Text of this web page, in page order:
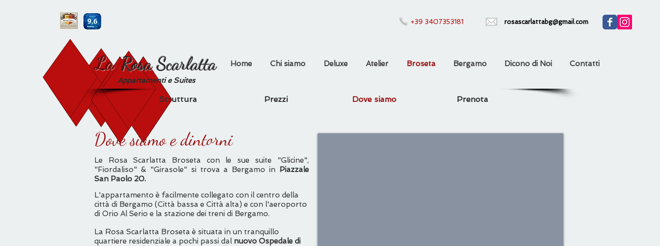
La Rosa Scarlatta
Appartamenti e Suites
Home Chi siamo Deluxe Atelier Broseta Bergamo Dicono di Noi Contatti
+39 3407353181 rosascarlattabg@gmail.com
Struttura Prezzi Dove siamo Prenota
Dove siamo e dintorni
Le Rosa Scarlatta Broseta con le sue suite "Glicine",
"Fiordaliso" & "Girasole" si trova a Bergamo in
Piazzale
San Paolo 20.
L'appartamento è facilmente collegato con il centro della
città di Bergamo (Città bassa e Città alta) e con l'aeroporto
di Orio Al Serio e la stazione dei treni di Bergamo.
La Rosa Scarlatta Broseta è situata in un tranquillo
quartiere residenziale a pochi passi dal nuovo Ospedale di